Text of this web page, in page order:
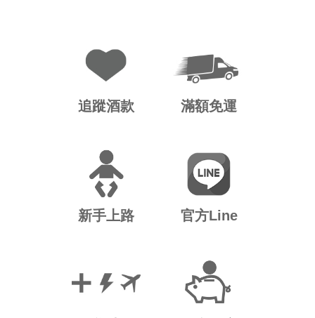
追蹤酒款 滿額免運
新手上路 官方Line